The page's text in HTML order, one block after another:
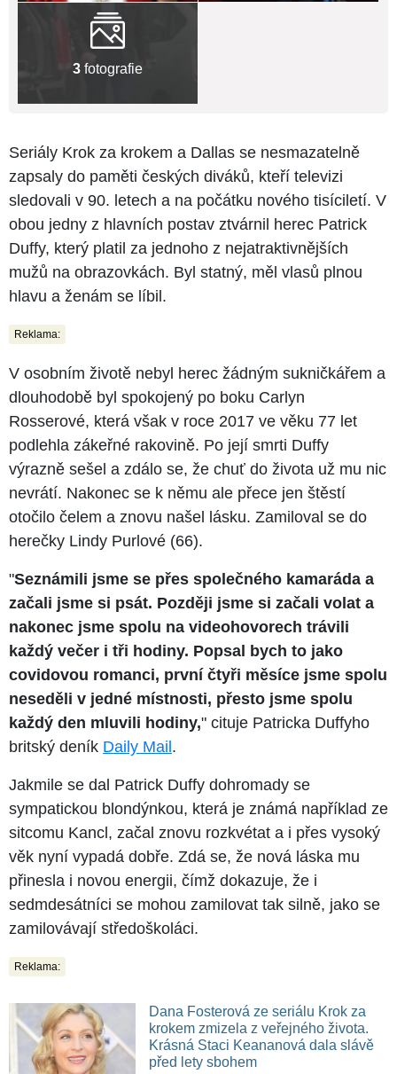
3 fotografie
Seriály Krok za krokem a Dallas se nesmazatelně
zapsaly do paměti českých diváků, kteří televizi
sledovali v 90. letech a na počátku nového tisíciletí. V
obou jedny z hlavních postav ztvárnil herec Patrick
Duffy, který platil za jednoho z nejatraktivnějších
mužů na obrazovkách. Byl statný, měl vlasů plnou
hlavu a ženám se líbil.
Reklama:
V osobním životě nebyl herec žádným sukničkářem a
dlouhodobě byl spokojený po boku Carlyn
Rosserové, která však v roce 2017 ve věku 77 let
podlehla zákeřné rakovině. Po její smrti Duffy
výrazně sešel a zdálo se, že chuť do života už mu nic
nevrátí. Nakonec se k němu ale přece jen štěstí
otočilo čelem a znovu našel lásku. Zamiloval se do
herečky Lindy Purlové (66).
"Seznámili jsme se přes společného kamaráda a
začali jsme si psát. Později jsme si začali volat a
nakonec jsme spolu na videohovorech trávili
každý večer i tři hodiny. Popsal bych to jako
covidovou romanci, první čtyři měsíce jsme spolu
neseděli v jedné místnosti, přesto jsme spolu
každý den mluvili hodiny," cituje Patricka Duffyho
britský deník Daily Mail .
Jakmile se dal Patrick Duffy dohromady se
sympatickou blondýnkou, která je známá například ze
sitcomu Kancl, začal znovu rozkvétat a i přes vysoký
věk nyní vypadá dobře. Zdá se, že nová láska mu
přinesla i novou energii, čímž dokazuje, že i
sedmdesátníci se mohou zamilovat tak silně, jako se
zamilovávají středoškoláci.
Reklama:
Dana Fosterová ze seriálu Krok za
krokem zmizela z veřejného života.
Krásná Staci Keananová dala slávě
před lety sbohem